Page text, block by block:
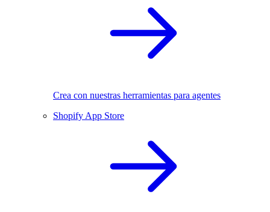
Crea con nuestras herramientas para agentes
Shopify App Store